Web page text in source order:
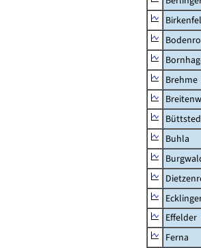
Brehme
Buhla
Effelder
Ferna